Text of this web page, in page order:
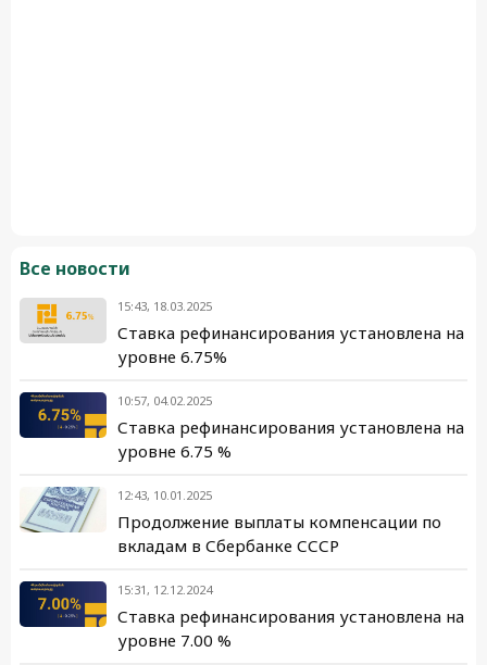
Все новости
15:43, 18.03.2025
Ставка рефинансирования установлена на
уровне 6.75%
10:57, 04.02.2025
Ставка рефинансирования установлена на
уровне 6.75 %
12:43, 10.01.2025
Продолжение выплаты компенсации по
вкладам в Сбербанке СССР
15:31, 12.12.2024
Ставка рефинансирования установлена на
уровне 7.00 %